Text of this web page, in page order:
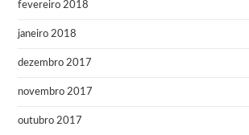
fevereiro 2018
janeiro 2018
dezembro 2017
novembro 2017
outubro 2017